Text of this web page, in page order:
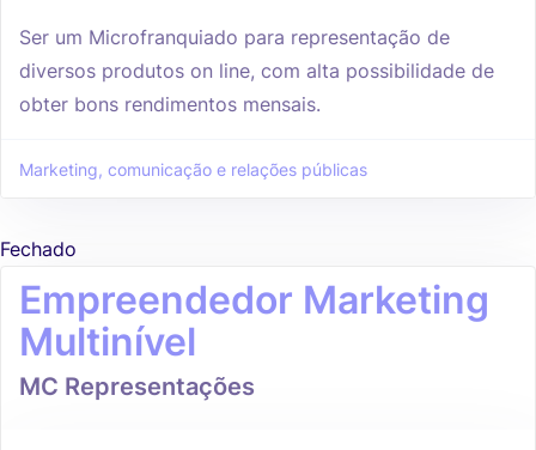
Ser um Microfranquiado para representação de
diversos produtos on line, com alta possibilidade de
obter bons rendimentos mensais.
Marketing, comunicação e relações públicas
Fechado
Empreendedor Marketing
Multinível
MC Representações